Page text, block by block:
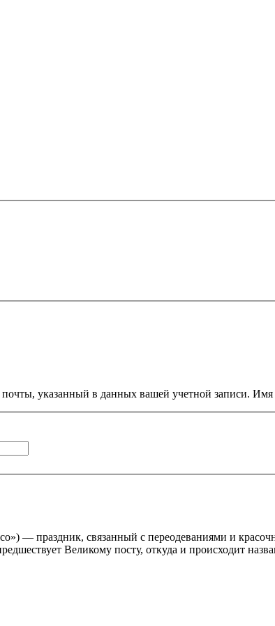
указанный в данных вашей учетной записи. Имя
— праздник, связанный с переодеваниями и
Великому посту, откуда и происходит